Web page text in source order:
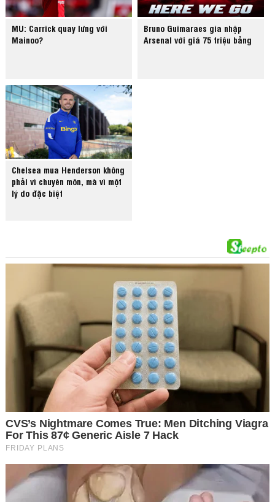
MU: Carrick quay lưng với
Mainoo?
Bruno Guimaraes gia nhập
Arsenal với giá 75 triệu bảng
Chelsea mua Henderson không
phải vì chuyên môn, mà vì một
lý do đặc biệt